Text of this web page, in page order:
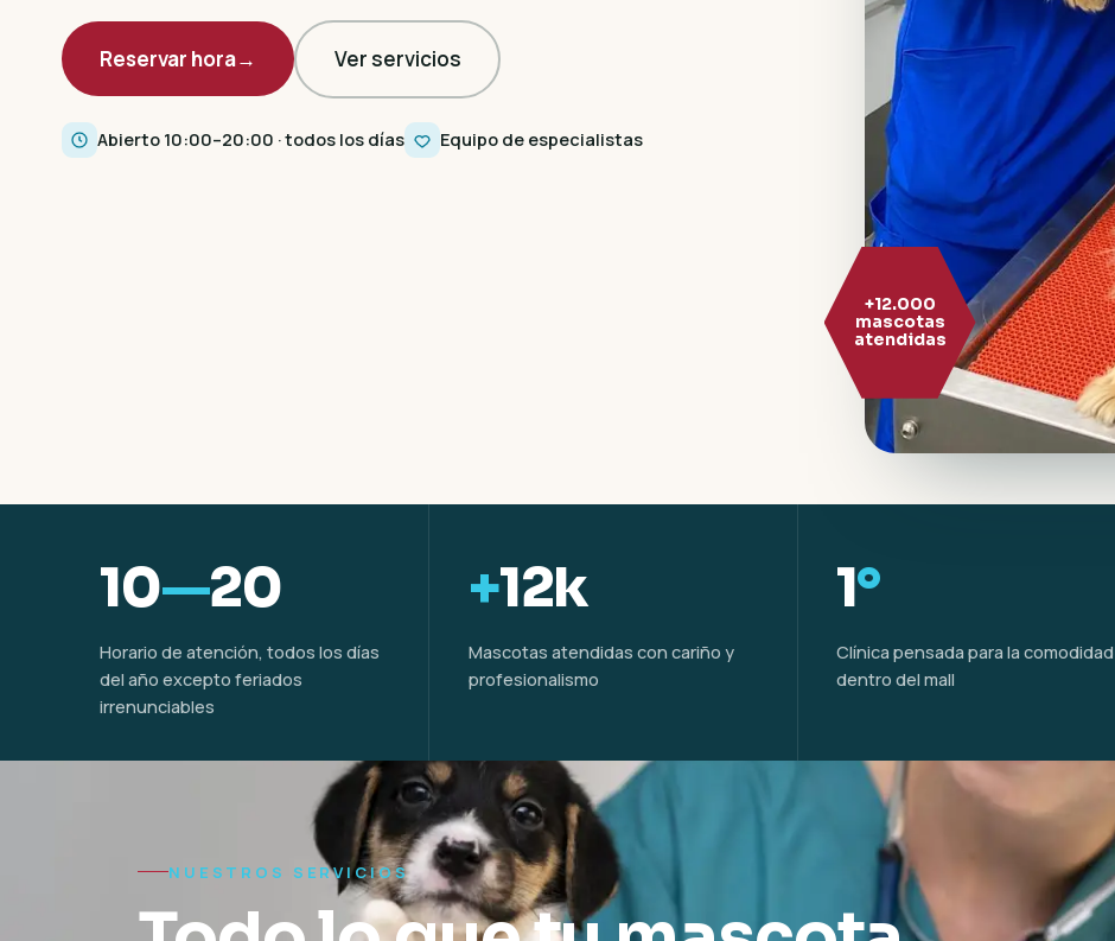
Reservar hora→ Ver servicios
Abierto 10:00–20:00 · todos los días Equipo de especialistas
+12.000
mascotas
atendidas
10—20
Horario de atención, todos los días
del año excepto feriados
irrenunciables
+12k
Mascotas atendidas con cariño y
profesionalismo
1°
Clínica pensada para la comodidad
dentro del mall
NUESTROS SERVICIOS